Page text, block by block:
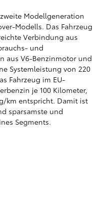
Modellgeneration
Modells. Das Fahrzeug
Verbindung aus
und
aus V6-Benzinmotor und
Systemleistung von 220
Fahrzeug im EU-
je 100 Kilometer,
km entspricht. Damit ist
sparsamste und
Segments.